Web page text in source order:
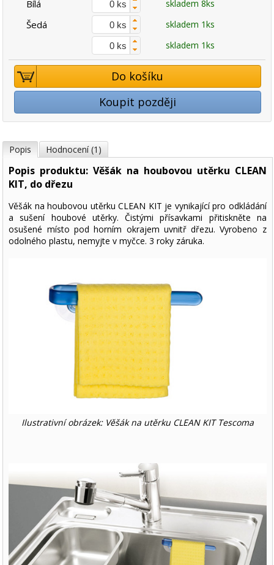
Bílá skladem 8ks
Šedá
skladem 1ks
skladem 1ks
Do košíku
Koupit později
Popis Hodnocení (1)
Popis produktu: Věšák na houbovou utěrku CLEAN
KIT, do dřezu
Věšák na houbovou utěrku CLEAN KIT je vynikající pro odkládání
a sušení houbové utěrky. Čistými přísavkami přitiskněte na
osušené místo pod horním okrajem uvnitř dřezu. Vyrobeno z
odolného plastu, nemyjte v myčce. 3 roky záruka.
Ilustrativní obrázek: Věšák na utěrku CLEAN KIT Tescoma